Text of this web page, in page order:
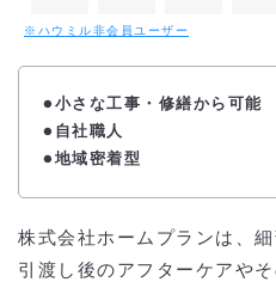
※ハウミル非会員ユーザー
●小さな工事・修繕から可能
●自社職人
●地域密着型
株式会社ホームプランは、
引渡し後のアフターケアや